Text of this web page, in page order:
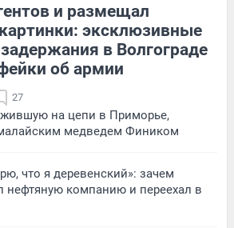
и размещал
эксклюзивные
в Волгограде
об армии
27
на цепи в Приморье,
медведем Фиником
что я деревенский»: зачем
нефтяную компанию и переехал в